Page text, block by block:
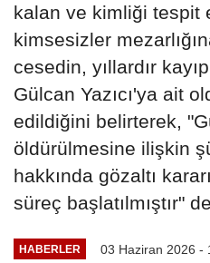
kalan ve kimliği tespit
kimsesizler
cesedin, yıllardır
Gülcan Yazıcı'ya ait
edildiğini belirterek,
öldürülmesine ilişkin
hakkında gözaltı
süreç başlatılmıştır"
HABERLER 03 Haziran 2026 -